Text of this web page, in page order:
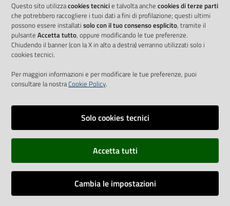
Vai alla pagina
Dichiarazione di accessibilità
Questo sito utilizzacookies tecnicie talvolta anche cookies di terze parti
che potrebbero raccogliere i tuoi dati a fini di profilazione; questi ultimi
possono essere installati solo con il tuo consenso esplicito, tramite il
pulsante Accetta tutto, oppure modificando le tue preferenze.
Chiudendo il banner (con la X in alto a destra) verranno utilizzati solo i
cookies tecnici.
Per maggiori informazioni e per modificare le tue preferenze, puoi
consultare la nostraCookie Policy.
Solo cookies tecnici
Accetta tutti
Cambia le impostazioni